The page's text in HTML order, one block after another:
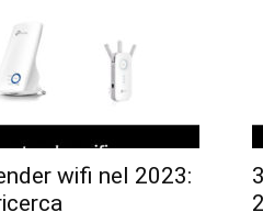
wifi nel 2023: